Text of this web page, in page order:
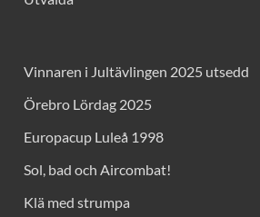
Vinnaren i Jultävlingen 2025 utsedd
Örebro Lördag 2025
Europacup Luleå 1998
Sol, bad och Aircombat!
Klä med strumpa